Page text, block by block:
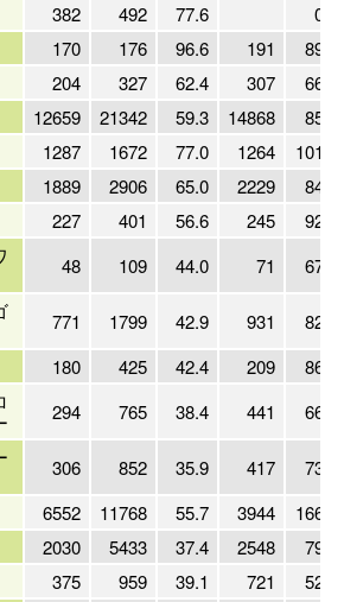
382 492 77.6
0.0
170 176 96.6 191
89.0
204 327 62.4 307
66.4
12659 21342 59.3 14868
85.1
1287 1672 77.0 1264
101.8
1889 2906 65.0 2229 84.7
227 401 56.6 245
92.7
48 109 44.0 71
67.6
771 1799 42.9 931
82.8
180 425 42.4 209
86.1
294 765 38.4 441 66.7
306 852 35.9 417
73.4
6552 11768 55.7 3944
166.1
2030 5433 37.4 2548
79.7
375 959 39.1 721
52.0